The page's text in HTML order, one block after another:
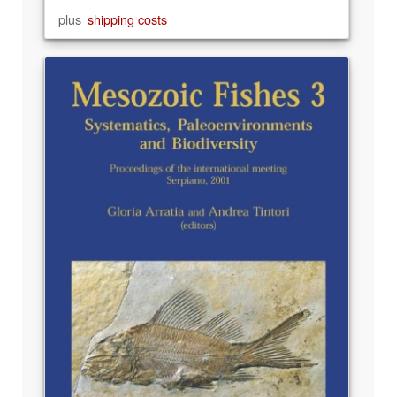
plus shipping costs